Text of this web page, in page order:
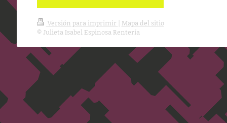
Versión para imprimir
Mapa del sitio
© Julieta Isabel Espinosa Rentería